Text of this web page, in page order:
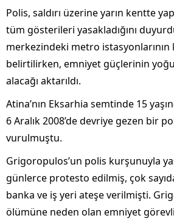
Polis, saldırı üzerine yarın kentte
tüm gösterileri yasakladığını
merkezindeki metro istasyonlarının
belirtilirken, emniyet güçlerinin
alacağı aktarıldı.
Atina’nın Eksarhia semtinde 15
6 Aralık 2008’de devriye gezen bir
vurulmuştu.
Grigoropulos’un polis kurşunuyla
günlerce protesto edilmiş, çok
banka ve iş yeri ateşe verilmişti.
ölümüne neden olan emniyet